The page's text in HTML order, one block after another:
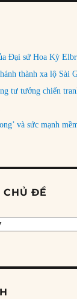
Đại sứ Hoa Kỳ
thành xa lộ Sài
tư tưởng chiến
và sức mạnh
CHỦ ĐỀ